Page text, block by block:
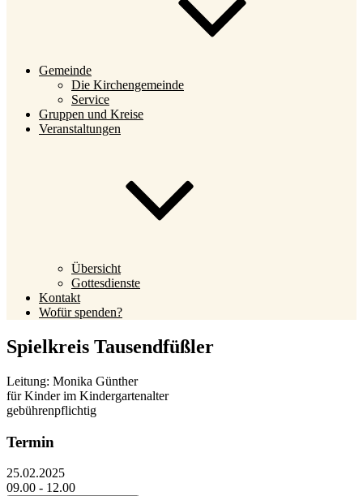
Gemeinde
Die Kirchengemeinde
Service
Gruppen und Kreise
Veranstaltungen
Übersicht
Gottesdienste
Kontakt
Wofür spenden?
Spielkreis Tausendfüßler
Leitung: Monika Günther
für Kinder im Kindergartenalter
gebührenpflichtig
Termin
25.02.2025
09.00 - 12.00